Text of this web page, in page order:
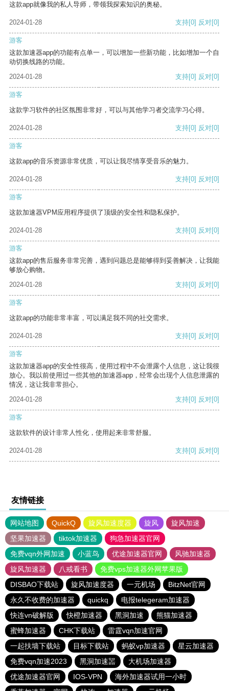
这款app就像我的私人导师，带领我探索知识的奥秘。
2024-01-28 支持[0] 反对[0]
游客
这款加速器app的功能有点单一，可以增加一些新功能，比如增加一个自
动切换线路的功能。
2024-01-28
支持[0] 反对[0]
游客
这款学习软件的社区氛围非常好，可以与其他学习者交流学习心得。
2024-01-28 支持[0] 反对[0]
游客
这款app的音乐资源非常优质，可以让我尽情享受音乐的魅力。
2024-01-28 支持[0] 反对[0]
游客
这款加速器VPM应用程序提供了顶级的安全性和隐私保护。
2024-01-28 支持[0] 反对[0]
游客
这款app的售后服务非常完善，遇到问题总是能够得到妥善解决，让我能
够放心购物。
2024-01-28
支持[0] 反对[0]
游客
这款app的功能非常丰富，可以满足我不同的社交需求。
2024-01-28 支持[0] 反对[0]
游客
这款加速器app的安全性很高，使用过程中不会泄露个人信息，这让我很
放心。我以前使用过一些其他的加速器app，经常会出现个人信息泄露的
情况，这让我非常担心。
2024-01-28
支持[0] 反对[0]
游客
这款软件的设计非常人性化，使用起来非常舒服。
2024-01-28 支持[0] 反对[0]
友情链接
网站地图 QuickQ 旋风加速度器 旋风
旋风加速
坚果加速器
tiktok加速器
狗急加速器官网
免费vqn外网加速
小蓝鸟 优途加速器官网
风驰加速器
旋风加速器
八戒看书
免费vps加速器外网苹果版
DISBAO下载站
旋风加速度器 一元机场
BitzNet官网
永久不收费的加速器
quickq
电报telegeram加速器
快连vn破解版
快橙加速器 黑洞加速
熊猫加速器
蜜蜂加速器
CHK下载站
雷霆vqn加速官网
一起扶墙下载站
目标下载站 蚂蚁vp加速器
星云加速器
免费vqn加速2023
黑洞加速噐
大机场加速器
优途加速器官网
IOS-VPN
海外加速器试用一小时